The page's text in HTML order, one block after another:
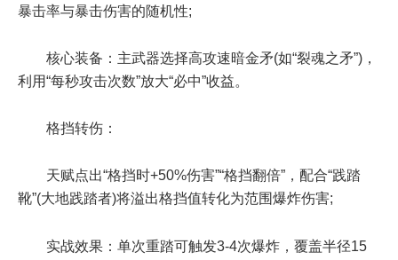
暴击率与暴击伤害的随机性;
核心装备：主武器选择高攻速暗金矛(如“裂魂之矛”)，
利用“每秒攻击次数”放大“必中”收益。
格挡转伤：
天赋点出“格挡时+50%伤害”“格挡翻倍”，配合“践踏
靴”(大地践踏者)将溢出格挡值转化为范围爆炸伤害;
实战效果：单次重踏可触发3-4次爆炸，覆盖半径15